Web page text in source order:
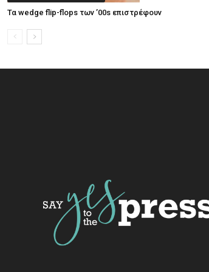
Τα wedge flip-flops των ’00s επιστρέφουν